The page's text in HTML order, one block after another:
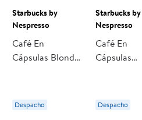
Starbucks by
Nespresso
Café En
Cápsulas Blonde
Starbucks by
Nespresso
Despacho
Starbucks by
Nespresso
Café En
Cápsulas
Starbucks by
Nespresso
Despacho